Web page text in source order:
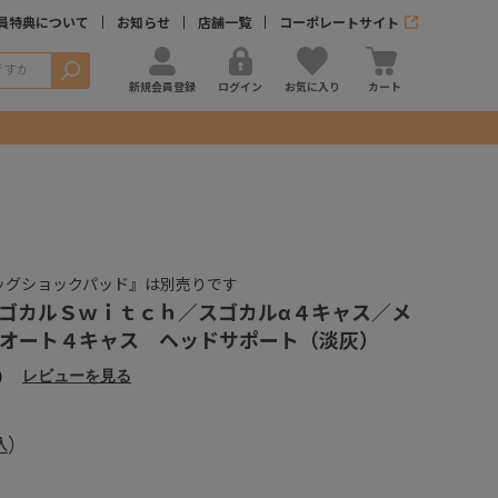
特典について お知らせ 店舗一覧 コーポレートサイト
検索
新規会員登録 ログイン お気に入り カート
ショックパッド』は別売りです
カルＳｗｉｔｃｈ／スゴカルα４キャス／メ
ート４キャス ヘッドサポート（淡灰）
レビューを見る